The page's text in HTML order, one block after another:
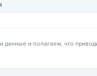
данные и полагаем, что